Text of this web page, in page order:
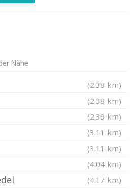
Nähe
(2.38 km)
(2.38 km)
(2.39 km)
(3.11 km)
(3.11 km)
(4.04 km)
(4.17 km)